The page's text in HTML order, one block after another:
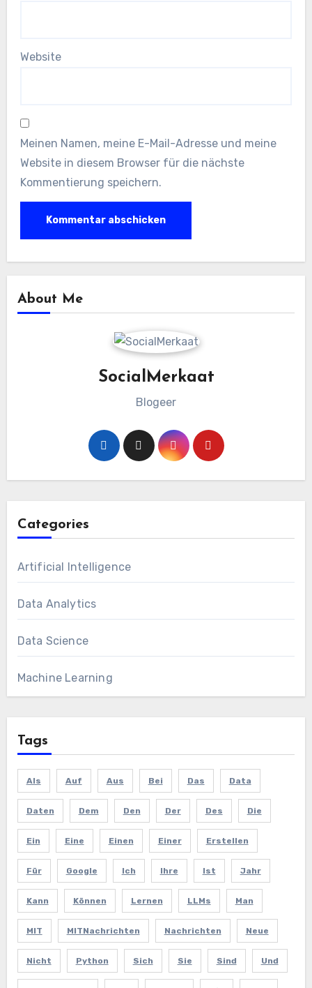
Website
Meinen Namen, meine E-Mail-Adresse und meine
Website in diesem Browser für die nächste
Kommentierung speichern.
About Me
SocialMerkaat
Blogeer
Categories
Artificial Intelligence
Data Analytics
Data Science
Machine Learning
Tags
Als Auf Aus Bei Das Data
Daten Dem Den Der Des Die
Ein Eine Einen Einer Erstellen
Für Google Ich Ihre Ist Jahr
Kann Können Lernen LLMs Man
MIT MITNachrichten Nachrichten Neue
Nicht Python Sich Sie Sind Und